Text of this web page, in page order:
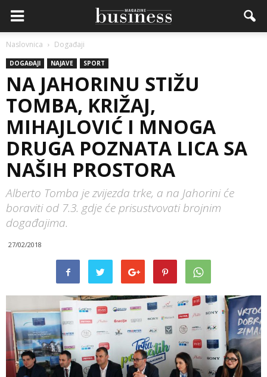
Naslovnica Događaji
DOGAĐAJI NAJAVE SPORT
NA JAHORINU STIŽU
TOMBA, KRIŽAJ,
MIHAJLOVIĆ I MNOGA
DRUGA POZNATA LICA SA
NAŠIH PROSTORA
Alberto Tomba je zvijezda trke, a na Jahorini će
boraviti od 7.3. gdje će prisustvovati brojnim
događajima.
27/02/2018